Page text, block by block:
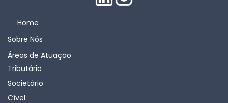
Home
Sobre Nós
Áreas de Atuação
Tributário
Societário
Cível